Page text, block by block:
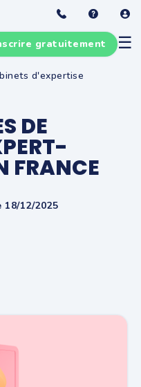
☰
gratuitement
d'expertise
DE
FRANCE
18/12/2025